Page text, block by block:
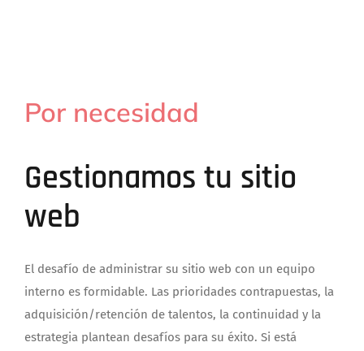
Por necesidad
Gestionamos tu sitio
web
El desafío de administrar su sitio web con un equipo
interno es formidable. Las prioridades contrapuestas, la
adquisición/retención de talentos, la continuidad y la
estrategia plantean desafíos para su éxito. Si está